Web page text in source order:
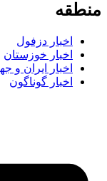
اخبار دزفول
اخبار خوزستان
اخبار ایران و جهان
اخبار گوناگون